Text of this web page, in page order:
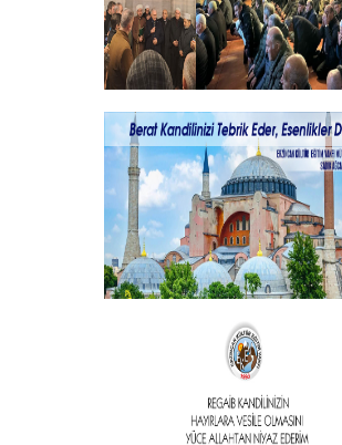
Şehitlerimizi Rahmet ve Minnetle
Andık...
+
Vakıf Başkanımızdan Kandil mesajı
+